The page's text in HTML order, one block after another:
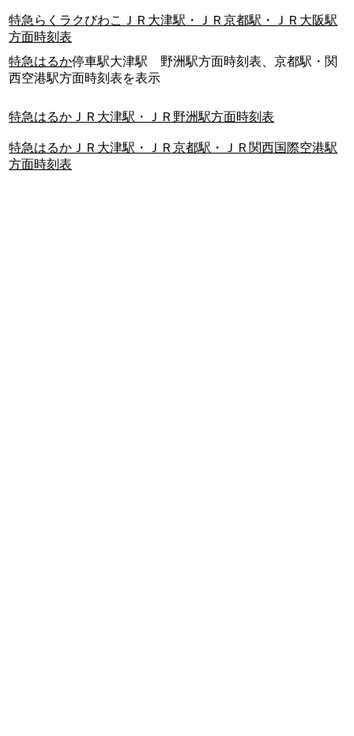
特急らくラクびわこＪＲ大津駅・ＪＲ京都駅・ＪＲ大阪駅
方面時刻表
特急はるか停車駅大津駅 野洲駅方面時刻表、京都駅・関
西空港駅方面時刻表を表示
特急はるかＪＲ大津駅・ＪＲ野洲駅方面時刻表
特急はるかＪＲ大津駅・ＪＲ京都駅・ＪＲ関西国際空港駅
方面時刻表